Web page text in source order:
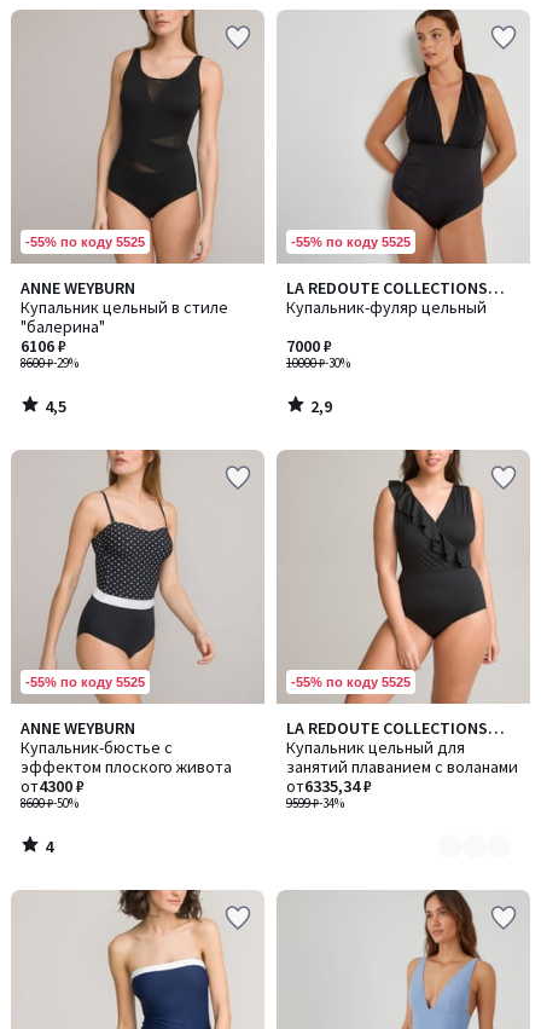
-55% по коду 5525
ANNE WEYBURN
Купальник цельный в стиле
"балерина"
8600 ₽-29%
6106 ₽
4,5
/ 5
4,5
/
-55% по коду 5525
LA REDOUTE COLLECTIONS
PLUS
Купальник-фуляр цельный
10000 ₽-30%
7000 ₽
2,9
/ 5
2,9
/
-55% по коду 5525
ANNE WEYBURN
Купальник-бюстье с
эффектом плоского живота
8600 ₽-50%
от4300 ₽
4
/
5
4
/
-55% по коду 5525
LA REDOUTE COLLECTIONS
PLUS
Купальник цельный для
занятий плаванием с воланами
9599 ₽-34%
от6335,34 ₽
Количество
цветов:
2